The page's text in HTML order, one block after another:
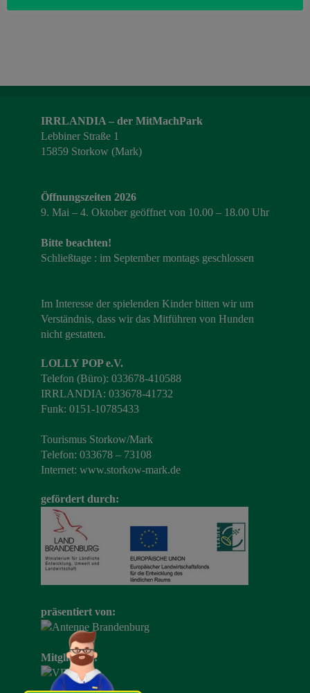
IRRLANDIA – der MitMachPark
Lebbiner Straße 1
15859 Storkow (Mark)
Öffnungszeiten 2026
9. Mai – 4. Oktober geöffnet von 10.00 – 18.00 Uhr
Bitte beachten!
Schließtage : im September montags geschlossen
Im Interesse der spielenden Kinder bitten wir um
Verständnis, dass wir das Mitführen von Hunden
nicht gestatten.
LOLLY POP e.V.
Telefon (Büro): 033678-410588
IRRLANDIA: 033678-41732
Funk: 0151-10785433
Tourismus Storkow/Mark
Telefon: 033678 – 73108
Internet: www.storkow-mark.de
gefördert durch:
präsentiert von:
Mitglied im: